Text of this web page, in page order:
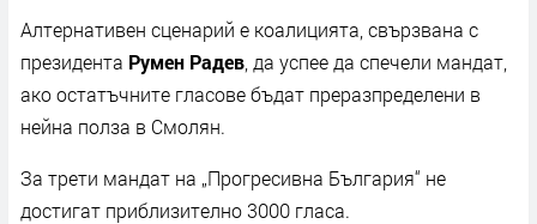
Алтернативен сценарий е коалицията, свързвана с
президента Румен Радев , да успее да спечели мандат,
ако остатъчните гласове бъдат преразпределени в
нейна полза в Смолян.
За трети мандат на „Прогресивна България“ не
достигат приблизително 3000 гласа.